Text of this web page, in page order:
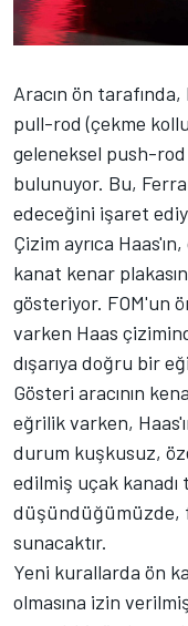
Aracın ön
pull-rod (çekme
geleneksel push-
bulunuyor. Bu,
edeceğini işaret
Çizim ayrıca
kanat kenar
gösteriyor. FOM'un
varken Haas
dışarıya doğru bir
Gösteri aracının
eğrilik varken,
durum kuşkusuz,
edilmiş uçak kanadı
düşündüğümüzde,
sunacaktır.
Yeni kurallarda ön
olmasına izin